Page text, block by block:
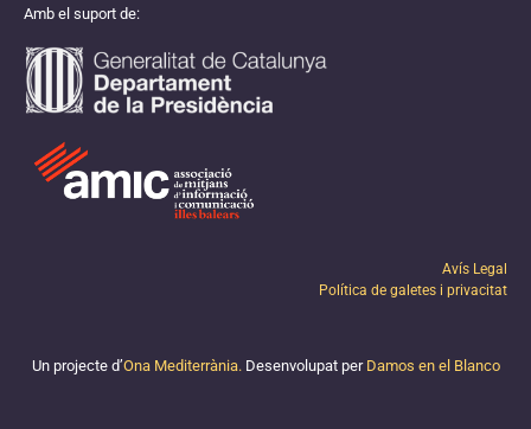
Amb el suport de:
Avís Legal
Política de galetes i privacitat
Un projecte d’Ona Mediterrània. Desenvolupat per Damos en el Blanco